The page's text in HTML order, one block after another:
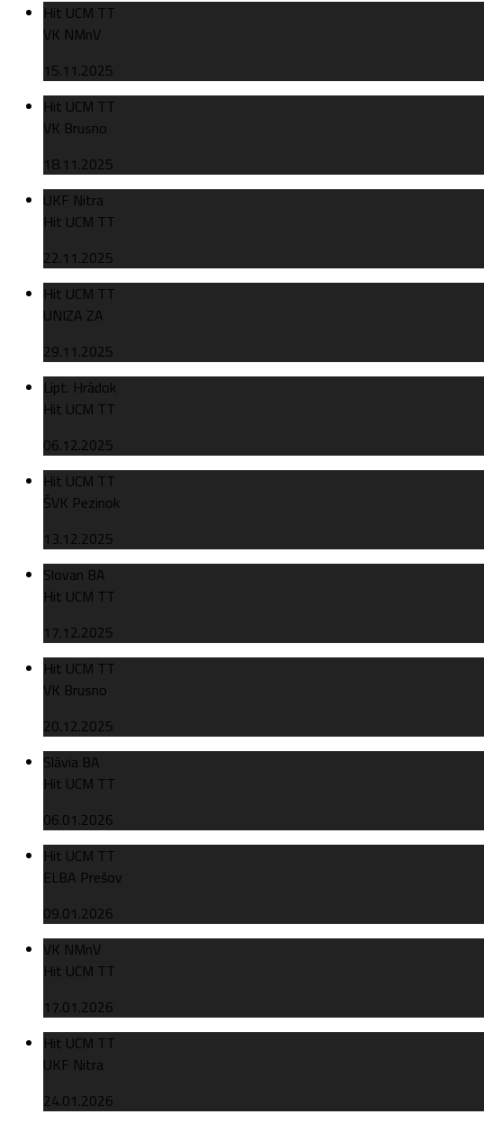
Hit UCM TT
VK NMnV
15.11.2025
Hit UCM TT
VK Brusno
18.11.2025
UKF Nitra
Hit UCM TT
22.11.2025
Hit UCM TT
UNIZA ZA
29.11.2025
Lipt. Hrádok
Hit UCM TT
06.12.2025
Hit UCM TT
ŠVK Pezinok
13.12.2025
Slovan BA
Hit UCM TT
17.12.2025
Hit UCM TT
VK Brusno
20.12.2025
Slávia BA
Hit UCM TT
06.01.2026
Hit UCM TT
ELBA Prešov
09.01.2026
VK NMnV
Hit UCM TT
17.01.2026
Hit UCM TT
UKF Nitra
24.01.2026